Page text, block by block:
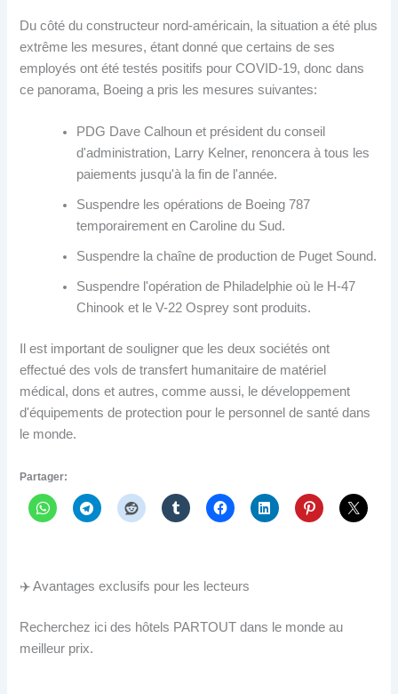
Du côté du constructeur nord-américain, la situation a été plus
extrême les mesures, étant donné que certains de ses
employés ont été testés positifs pour COVID-19, donc dans
ce panorama, Boeing a pris les mesures suivantes:
PDG Dave Calhoun et président du conseil
d'administration, Larry Kelner, renoncera à tous les
paiements jusqu'à la fin de l'année.
Suspendre les opérations de Boeing 787
temporairement en Caroline du Sud.
Suspendre la chaîne de production de Puget Sound.
Suspendre l'opération de Philadelphie où le H-47
Chinook et le V-22 Osprey sont produits.
Il est important de souligner que les deux sociétés ont
effectué des vols de transfert humanitaire de matériel
médical, dons et autres, comme aussi, le développement
d'équipements de protection pour le personnel de santé dans
le monde.
Partager:
✈️ Avantages exclusifs pour les lecteurs
Recherchez ici des hôtels PARTOUT dans le monde au
meilleur prix.